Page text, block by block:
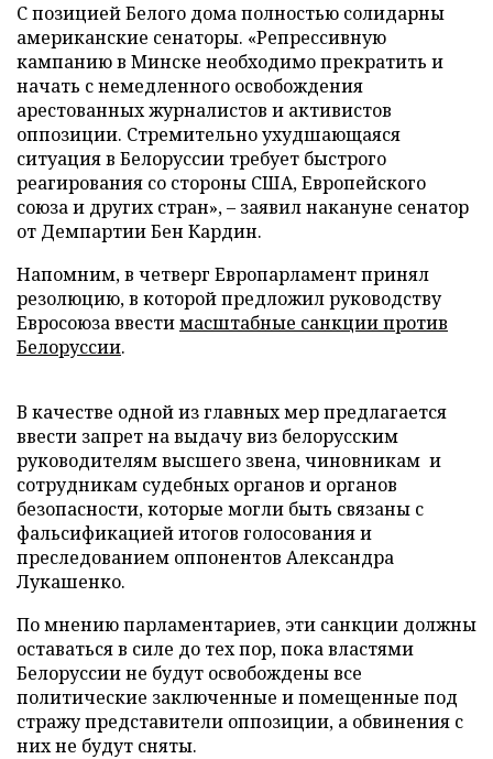
С позицией Белого дома полностью солидарны
американские сенаторы. «Репрессивную
кампанию в Минске необходимо прекратить и
начать с немедленного освобождения
арестованных журналистов и активистов
оппозиции. Стремительно ухудшающаяся
ситуация в Белоруссии требует быстрого
реагирования со стороны США, Европейского
союза и других стран», – заявил накануне сенатор
от Демпартии Бен Кардин.
Напомним, в четверг Европарламент принял
резолюцию, в которой предложил руководству
Евросоюза ввестимасштабные санкции против
Белоруссии.
В качестве одной из главных мер предлагается
ввести запрет на выдачу виз белорусским
руководителям высшего звена, чиновникам и
сотрудникам судебных органов и органов
безопасности, которые могли быть связаны с
фальсификацией итогов голосования и
преследованием оппонентов Александра
Лукашенко.
По мнению парламентариев, эти санкции должны
оставаться в силе до тех пор, пока властями
Белоруссии не будут освобождены все
политические заключенные и помещенные под
стражу представители оппозиции, а обвинения с
них не будут сняты.